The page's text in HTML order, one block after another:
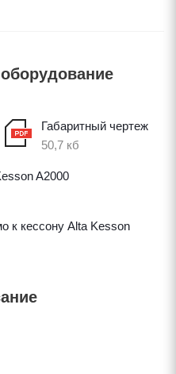
Габаритный чертеж
50,7 кб
A2000
к кессону Alta Kesson